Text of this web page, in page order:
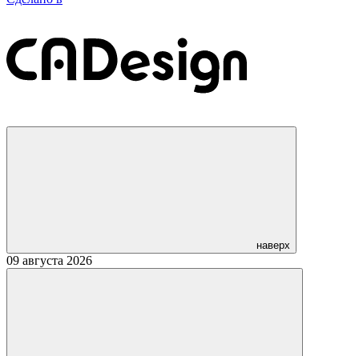
наверх
09 августа 2026